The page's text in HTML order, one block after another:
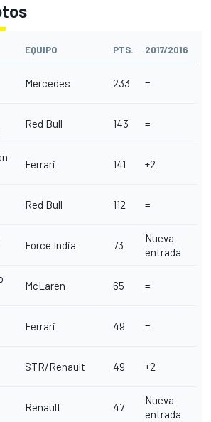
EQUIPO PTS. 2017/2016
Mercedes 233 =
Red Bull 143 =
Ferrari 141 +2
Red Bull 112 =
Force India 73
Nueva
entrada
McLaren 65 =
Ferrari 49 =
STR/Renault 49 +2
Renault 47
Nueva
entrada